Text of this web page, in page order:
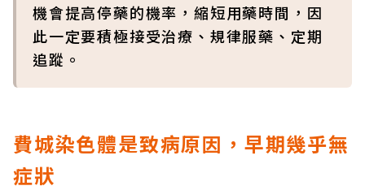
機會提高停藥的機率，縮短用藥時間，因
此一定要積極接受治療、規律服藥、定期
追蹤。
費城染色體是致病原因，早期幾乎無
症狀